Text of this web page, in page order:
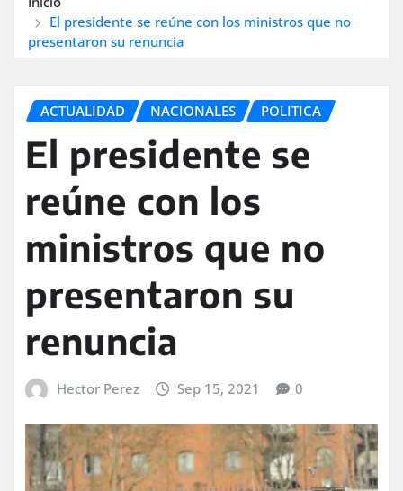
El presidente se reúne con los ministros que no
presentaron su renuncia
ACTUALIDAD NACIONALES POLITICA
El presidente se
reúne con los
ministros que no
presentaron su
renuncia
Hector Perez Sep 15, 2021 0